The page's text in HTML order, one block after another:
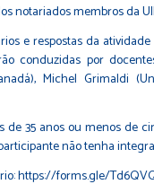
notariados membros da
e respostas da
conduzidas por
Michel Grimaldi
35 anos ou menos de
não tenha
https://forms.gle/